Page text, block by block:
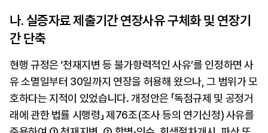
나. 실증자료 제출기간 연장사유 구체화 및 연장기
간 단축
현행 규정은 ‘천재지변 등 불가항력적인 사유’를 인정하면 사
유 소멸일부터 30일까지 연장을 허용해 왔으나, 그 범위가 모
호하다는 지적이 있었습니다. 개정안은 「독점규제 및 공정거
래에 관한 법률 시행령」 제76조(조사 등의 연기신청) 사유를